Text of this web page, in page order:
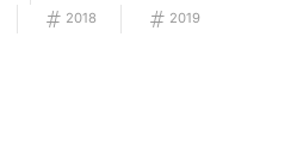
2018
2019